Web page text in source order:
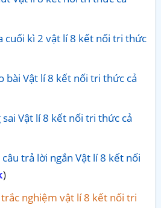
cuối kì 2 vật lí 8 kết nối tri thức
bài Vật lí 8 kết nối tri thức cả
Vật lí 8 kết nối tri thức cả
trả lời ngắn Vật lí 8 kết nối
)
nghiệm vật lí 8 kết nối tri